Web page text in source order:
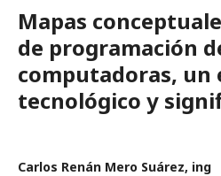
Mapas
de programación
computadoras, un
tecnológico y
Carlos Renán Mero Suárez, ing